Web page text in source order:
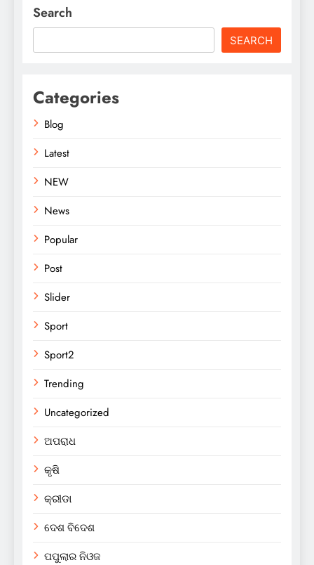
Search
SEARCH
Categories
Blog
Latest
NEW
News
Popular
Post
Slider
Sport
Sport2
Trending
Uncategorized
ଅପରାଧ
କୃଷି
କ୍ରୀଡା
ଦେଶ ବିଦେଶ
ପପୁଲାର ନିଓଜ